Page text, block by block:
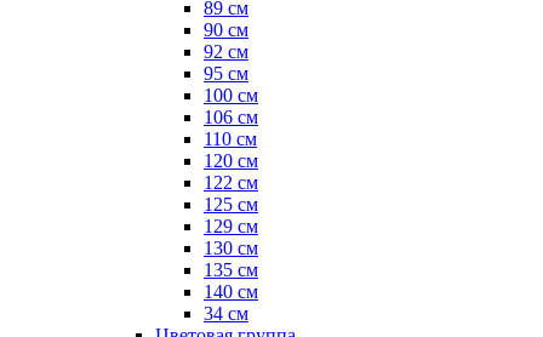
89 см
90 см
92 см
95 см
100 см
106 см
110 см
120 см
122 см
125 см
129 см
130 см
135 см
140 см
34 см